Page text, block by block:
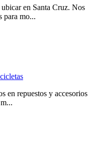
en Santa Cruz. Nos
para mo...
en repuestos y accesorios